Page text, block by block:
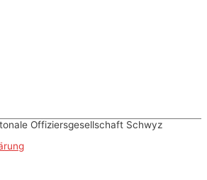
Offiziersgesellschaft Schwyz